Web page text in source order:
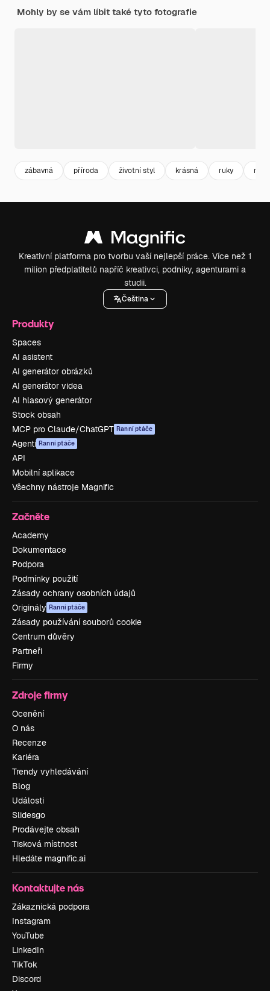
Mohly by se vám líbit také tyto fotografie
zábavná příroda životní styl krásná ruky ruka
Kreativní platforma pro tvorbu vaší nejlepší práce. Více než 1
milion předplatitelů napříč kreativci, podniky, agenturami a
studii.
Čeština
Produkty
Spaces
AI asistent
AI generátor obrázků
AI generátor videa
AI hlasový generátor
Stock obsah
MCP pro Claude/ChatGPT Ranní ptáče
Agenti Ranní ptáče
API
Mobilní aplikace
Všechny nástroje Magnific
Začněte
Academy
Dokumentace
Podpora
Podmínky použití
Zásady ochrany osobních údajů
Originály Ranní ptáče
Zásady používání souborů cookie
Centrum důvěry
Partneři
Firmy
Zdroje firmy
Ocenění
O nás
Recenze
Kariéra
Trendy vyhledávání
Blog
Události
Slidesgo
Prodávejte obsah
Tisková místnost
Hledáte magnific.ai
Kontaktujte nás
Zákaznická podpora
Instagram
YouTube
LinkedIn
TikTok
Discord